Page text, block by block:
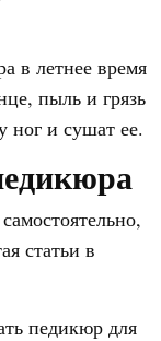
в летнее время
пыль и грязь
ног и сушат ее.
статьи в
педикюр для